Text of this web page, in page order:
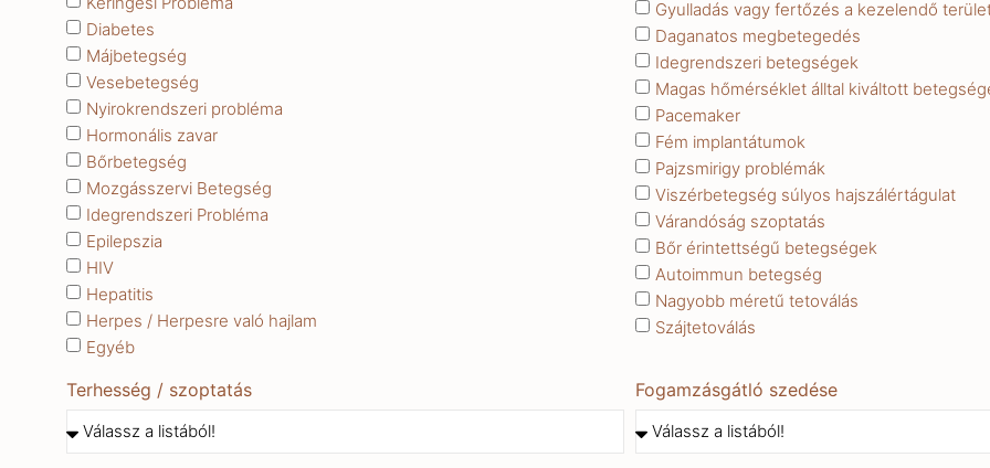
Diabetes
Májbetegség
Vesebetegség
Nyirokrendszeri probléma
Hormonális zavar
Bőrbetegség
Mozgásszervi Betegség
Idegrendszeri Probléma
Epilepszia
HIV
Hepatitis
Herpes / Herpesre való hajlam
Egyéb
Gyulladás vagy fertőzés a kezelendő
Daganatos megbetegedés
Idegrendszeri betegségek
Magas hőmérséklet álltal kiváltott
Pacemaker
Fém implantátumok
Pajzsmirigy problémák
Viszérbetegség súlyos hajszálértágulat
Várandóság szoptatás
Bőr érintettségű betegségek
Autoimmun betegség
Nagyobb méretű tetoválás
Szájtetoválás
Terhesség / szoptatás Fogamzásgátló szedése